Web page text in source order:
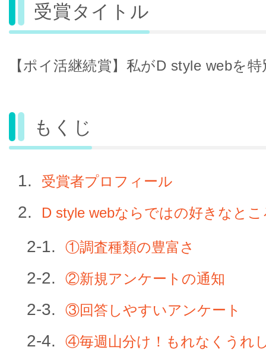
受賞タイトル
【ポイ活継続賞】私がD style webを
もくじ
受賞者プロフィール
D style webならではの好きなとこ
①調査種類の豊富さ
②新規アンケートの通知
③回答しやすいアンケート
④毎週山分け！もれなくうれ